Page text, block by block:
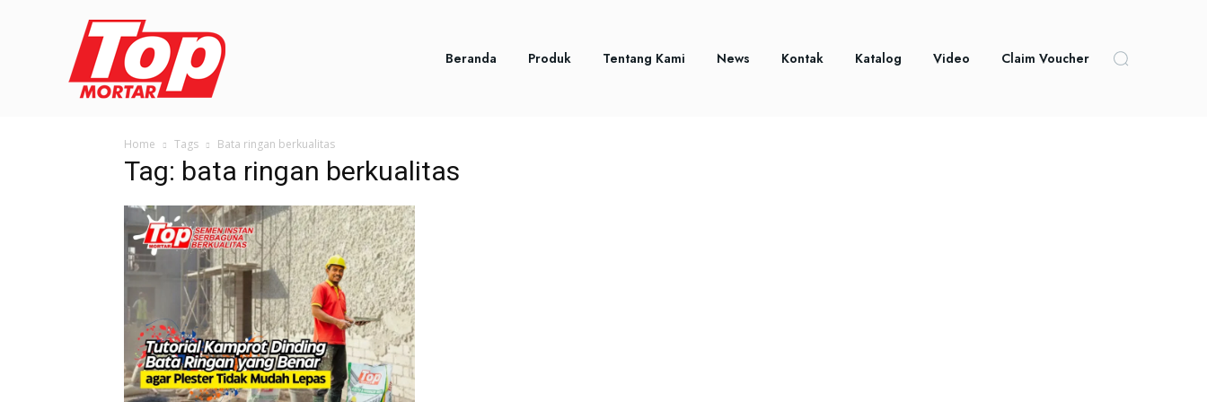
Beranda Produk Tentang Kami News Kontak Katalog Video Claim Voucher
Home Tags Bata ringan berkualitas
Tag: bata ringan berkualitas